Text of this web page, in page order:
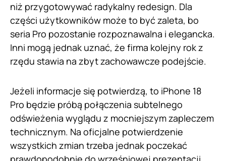
niż przygotowywać radykalny redesign. Dla
części użytkowników może to być zaleta, bo
seria Pro pozostanie rozpoznawalna i elegancka.
Inni mogą jednak uznać, że firma kolejny rok z
rzędu stawia na zbyt zachowawcze podejście.
Jeżeli informacje się potwierdzą, to iPhone 18
Pro będzie próbą połączenia subtelnego
odświeżenia wyglądu z mocniejszym zapleczem
technicznym. Na oficjalne potwierdzenie
wszystkich zmian trzeba jednak poczekać